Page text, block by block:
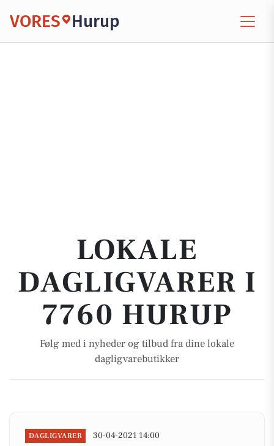
VORES Hurup
LOKALE
DAGLIGVARER I
7760 HURUP
Følg med i nyheder og tilbud fra dine lokale
dagligvarebutikker
DAGLIGVARER 30-04-2021 14:00